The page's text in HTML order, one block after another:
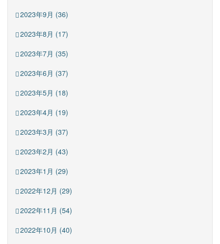
2023年9月 (36)
2023年8月 (17)
2023年7月 (35)
2023年6月 (37)
2023年5月 (18)
2023年4月 (19)
2023年3月 (37)
2023年2月 (43)
2023年1月 (29)
2022年12月 (29)
2022年11月 (54)
2022年10月 (40)